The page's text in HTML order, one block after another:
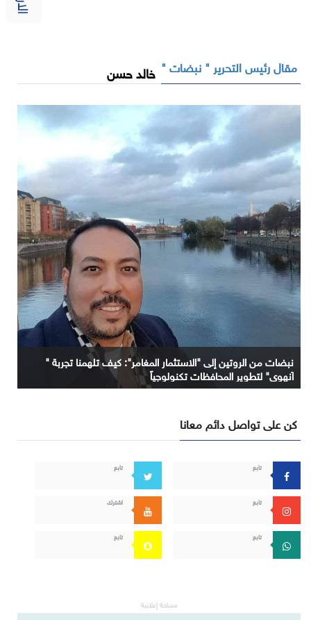
مقال رئيس التحرير " نبضات " خالد حسن
نبضات من الروتين إلى "الاستثمار المغامر": كيف تلهمنا تجربة "
آنهوي" لتطوير المحافظات تكنولوجياً
كن على تواصل دائم معانا
تابع تابع
تابع اشترك
تابع تابع
مساحة إعلانية